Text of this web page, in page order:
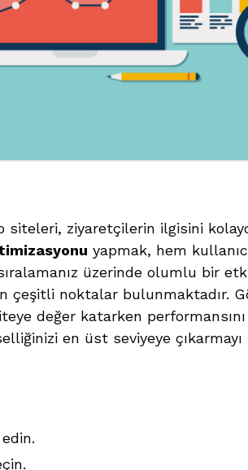
siteleri, ziyaretçilerin ilgisini
yapmak, hem
üzerinde olumlu bir
çeşitli noktalar bulunmaktadır.
değer katarken
en üst seviyeye çıkarmayı